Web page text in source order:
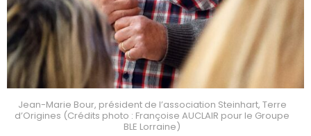
Jean-Marie Bour, président de l’association Steinhart, Terre
d’Origines (Crédits photo : Françoise AUCLAIR pour le Groupe
BLE Lorraine)